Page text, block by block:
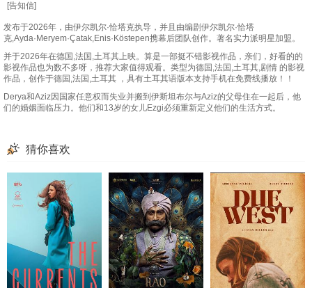
[告知信]
发布于2026年，由伊尔凯尔·恰塔克执导，并且由编剧伊尔凯尔·恰塔
克,Ayda·Meryem·Çatak,Enis·Köstepen携幕后团队创作。著名实力派明星加盟。
并于2026年在德国,法国,土耳其上映。算是一部挺不错影视作品，亲们，好看的的
影视作品也为数不多呀，推荐大家值得观看。类型为德国,法国,土耳其,剧情 的影视
作品，创作于德国,法国,土耳其 ，具有土耳其语版本支持手机在免费线播放！！
Derya和Aziz因国家任意权而失业并搬到伊斯坦布尔与Aziz的父母住在一起后，他
们的婚姻面临压力。他们和13岁的女儿Ezgi必须重新定义他们的生活方式。
猜你喜欢